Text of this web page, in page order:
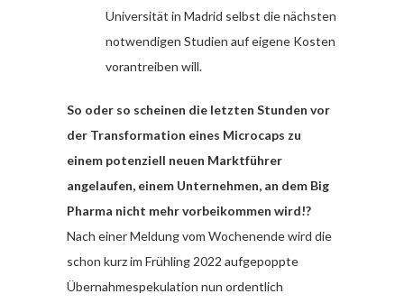
Universität in Madrid selbst die nächsten
notwendigen Studien auf eigene Kosten
vorantreiben will.
So oder so scheinen die letzten Stunden vor
der Transformation eines Microcaps zu
einem potenziell neuen Marktführer
angelaufen, einem Unternehmen, an dem Big
Pharma nicht mehr vorbeikommen wird!?
Nach einer Meldung vom Wochenende wird die
schon kurz im Frühling 2022 aufgepoppte
Übernahmespekulation nun ordentlich